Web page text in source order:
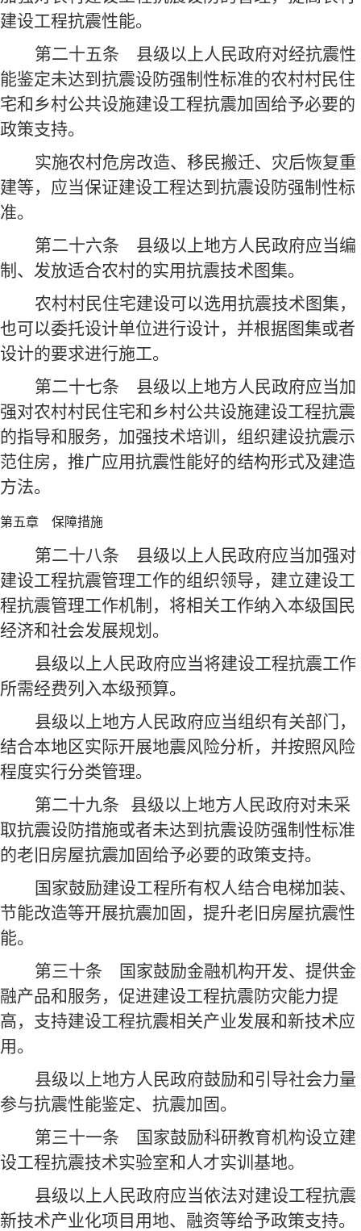
建设工程抗震性能。
第二十五条 县级以上人民政府对经抗震性
能鉴定未达到抗震设防强制性标准的农村村民住
宅和乡村公共设施建设工程抗震加固给予必要的
政策支持。
实施农村危房改造、移民搬迁、灾后恢复重
建等，应当保证建设工程达到抗震设防强制性标
准。
第二十六条 县级以上地方人民政府应当编
制、发放适合农村的实用抗震技术图集。
农村村民住宅建设可以选用抗震技术图集，
也可以委托设计单位进行设计，并根据图集或者
设计的要求进行施工。
第二十七条 县级以上地方人民政府应当加
强对农村村民住宅和乡村公共设施建设工程抗震
的指导和服务，加强技术培训，组织建设抗震示
范住房，推广应用抗震性能好的结构形式及建造
方法。
第五章 保障措施
第二十八条 县级以上人民政府应当加强对
建设工程抗震管理工作的组织领导，建立建设工
程抗震管理工作机制，将相关工作纳入本级国民
经济和社会发展规划。
县级以上人民政府应当将建设工程抗震工作
所需经费列入本级预算。
县级以上地方人民政府应当组织有关部门，
结合本地区实际开展地震风险分析，并按照风险
程度实行分类管理。
第二十九条
县级以上地方人民政府对未采
取抗震设防措施或者未达到抗震设防强制性标准
的老旧房屋抗震加固给予必要的政策支持。
国家鼓励建设工程所有权人结合电梯加装、
节能改造等开展抗震加固，提升老旧房屋抗震性
能。
第三十条 国家鼓励金融机构开发、提供金
融产品和服务，促进建设工程抗震防灾能力提
高，支持建设工程抗震相关产业发展和新技术应
用。
县级以上地方人民政府鼓励和引导社会力量
参与抗震性能鉴定、抗震加固。
第三十一条 国家鼓励科研教育机构设立建
设工程抗震技术实验室和人才实训基地。
县级以上人民政府应当依法对建设工程抗震
新技术产业化项目用地、融资等给予政策支持。